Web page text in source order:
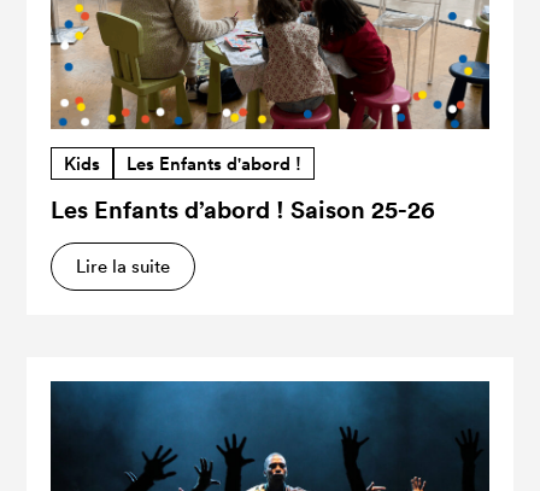
Kids Les Enfants d'abord !
Les Enfants d’abord ! Saison 25-26
Lire la suite